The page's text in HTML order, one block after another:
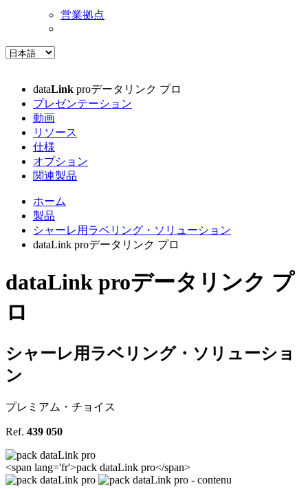
営業拠点
dataLink proデータリンク プロ
プレゼンテーション
動画
リソース
仕様
オプション
関連製品
ホーム
製品
シャーレ用ラベリング・ソリューション
dataLink proデータリンク プロ
dataLink proデータリンク プ
ロ
シャーレ用ラベリング・ソリューショ
ン
プレミアム・チョイス
Ref. 439 050
<span lang='fr'>pack dataLink pro</span>